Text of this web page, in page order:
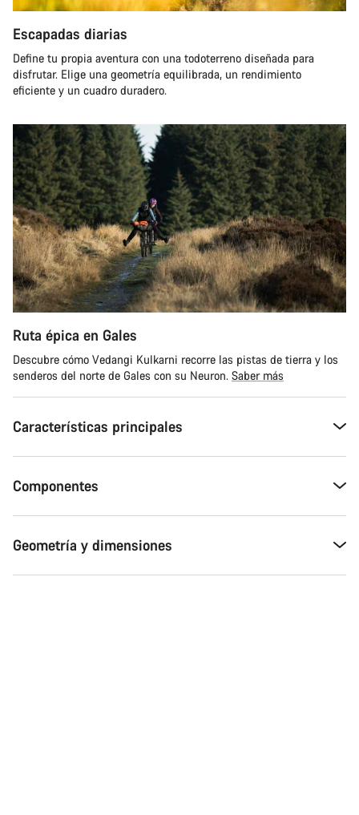
Escapadas diarias
Define tu propia aventura con una todoterreno diseñada para
disfrutar. Elige una geometría equilibrada, un rendimiento
eficiente y un cuadro duradero.
Ruta épica en Gales
Descubre cómo Vedangi Kulkarni recorre las pistas de tierra y los
senderos del norte de Gales con su Neuron. Saber más
Características principales
Componentes
Geometría y dimensiones